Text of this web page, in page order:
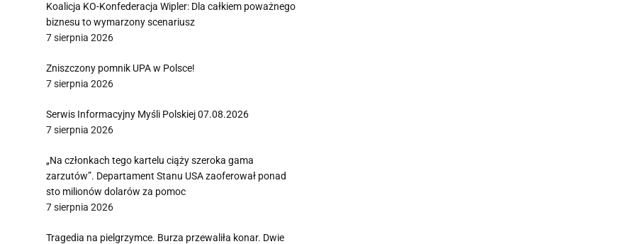
Koalicja KO-Konfederacja Wipler: Dla całkiem poważnego
biznesu to wymarzony scenariusz
7 sierpnia 2026
Zniszczony pomnik UPA w Polsce!
7 sierpnia 2026
Serwis Informacyjny Myśli Polskiej 07.08.2026
7 sierpnia 2026
„Na członkach tego kartelu ciąży szeroka gama
zarzutów”. Departament Stanu USA zaoferował ponad
sto milionów dolarów za pomoc
7 sierpnia 2026
Tragedia na pielgrzymce. Burza przewaliła konar. Dwie